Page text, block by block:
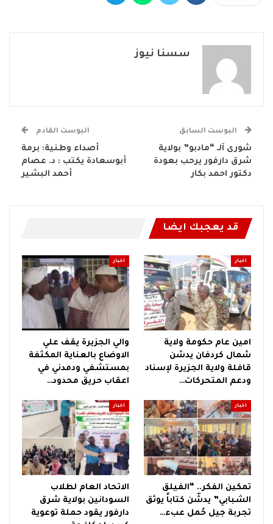
سسنا نيوز
البوست السابق
شورى آلـ “مادبو” بولاية
شرق دارفور يرحب بعودة
دكتور احمد بكار
البوست القادم
أصداء وطنية: برمة
أبوسعادة يكتب : د. عصام
أحمد البشير
قد يعجبك ايضا
اخبار
امين عام حكومة ولاية
شمال كردفان يدشن
قافلة ولاية الجزيرة لإسناد
ودعم المتحركات…
اخبار
والي الجزيرة يقف علي
الاوضاع بالعناية المكثفة
بمستشفي ودمدني في
اعقاب حريق محدود…
اخبار
تمكين الفكر.. “الفيلق
الشبابي” يدشّن كتاباً يوثق
تجربة جيل حُمل عبء…
اخبار
الاتحاد العام لطلاب
السودانين بولاية شرق
دارفور يقود حملة توعوية